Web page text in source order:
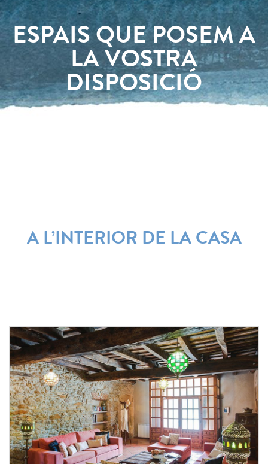
ESPAIS QUE POSEM A
LA VOSTRA
DISPOSICIÓ
A L’INTERIOR DE LA CASA